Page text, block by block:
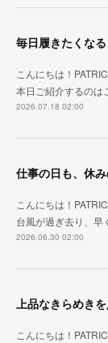
毎日履きたくな
こんにちは！
本日ご紹介するのは
2026.07.18 02:00
こんにちは！
台風が過ぎ去り、
2026.06.30 02:00
こんにちは！